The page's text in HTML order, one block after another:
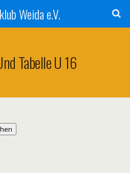
Weida e.V.
Tabelle U 16